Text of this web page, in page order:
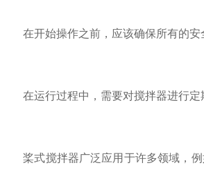
在开始操作之前，应该确保所有的安
在运行过程中，需要对搅拌器进行定
桨式搅拌器广泛应用于许多领域，例